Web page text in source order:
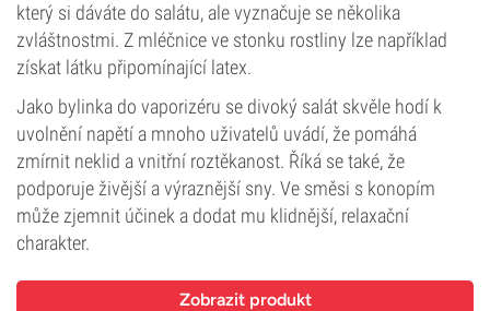
který si dáváte do salátu, ale vyznačuje se několika
zvláštnostmi. Z mléčnice ve stonku rostliny lze například
získat látku připomínající latex.
Jako bylinka do vaporizéru se divoký salát skvěle hodí k
uvolnění napětí a mnoho uživatelů uvádí, že pomáhá
zmírnit neklid a vnitřní roztěkanost. Říká se také, že
podporuje živější a výraznější sny. Ve směsi s konopím
může zjemnit účinek a dodat mu klidnější, relaxační
charakter.
Zobrazit produkt